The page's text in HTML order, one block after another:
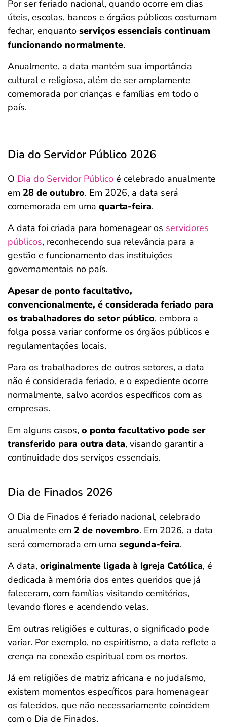
Por ser feriado nacional, quando ocorre em dias
úteis, escolas, bancos e órgãos públicos costumam
fechar, enquanto serviços essenciais continuam
funcionando normalmente.
Anualmente, a data mantém sua importância
cultural e religiosa, além de ser amplamente
comemorada por crianças e famílias em todo o
país.
Dia do Servidor Público 2026
O Dia do Servidor Público é celebrado anualmente
em 28 de outubro. Em 2026, a data será
comemorada em uma quarta-feira.
A data foi criada para homenagear os servidores
públicos, reconhecendo sua relevância para a
gestão e funcionamento das instituições
governamentais no país.
Apesar de ponto facultativo,
convencionalmente, é considerada feriado para
os trabalhadores do setor público, embora a
folga possa variar conforme os órgãos públicos e
regulamentações locais.
Para os trabalhadores de outros setores, a data
não é considerada feriado, e o expediente ocorre
normalmente, salvo acordos específicos com as
empresas.
Em alguns casos, o ponto facultativo pode ser
transferido para outra data, visando garantir a
continuidade dos serviços essenciais.
Dia de Finados 2026
O Dia de Finados é feriado nacional, celebrado
anualmente em 2 de novembro. Em 2026, a data
será comemorada em uma segunda-feira.
A data, originalmente ligada à Igreja Católica, é
dedicada à memória dos entes queridos que já
faleceram, com famílias visitando cemitérios,
levando flores e acendendo velas.
Em outras religiões e culturas, o significado pode
variar. Por exemplo, no espiritismo, a data reflete a
crença na conexão espiritual com os mortos.
Já em religiões de matriz africana e no judaísmo,
existem momentos específicos para homenagear
os falecidos, que não necessariamente coincidem
com o Dia de Finados.